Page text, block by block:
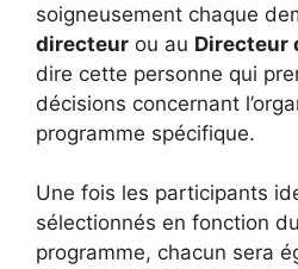
soigneusement chaque
directeur ou au Directeur
dire cette personne qui
décisions concernant
programme spécifique.
Une fois les participants
sélectionnés en fonction
programme, chacun sera